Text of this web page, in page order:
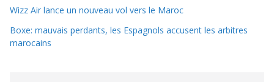
Wizz Air lance un nouveau vol vers le Maroc
Boxe: mauvais perdants, les Espagnols accusent les arbitres
marocains